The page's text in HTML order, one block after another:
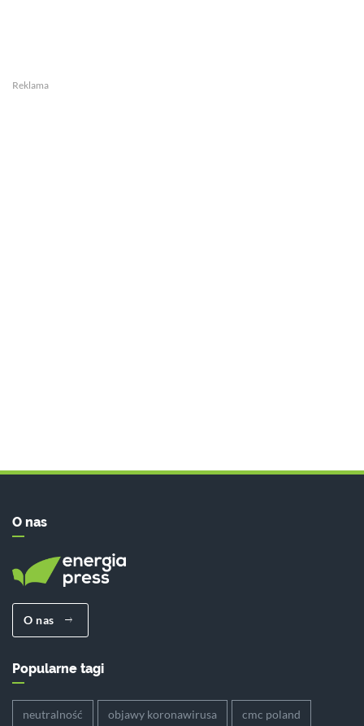
Reklama
O nas
O nas
Popularne tagi
neutralność objawy koronawirusa cmc poland